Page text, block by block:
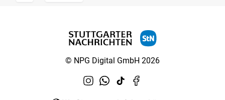
© NPG Digital GmbH 2026